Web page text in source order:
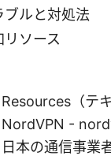
ブルと対処法
リソース
（テ
-
本の通信事